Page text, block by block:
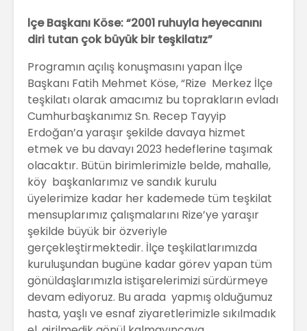
lçe Başkanı Köse: “2001 ruhuyla heyecanını
diri tutan çok büyük bir teşkilatız”
Programın açılış konuşmasını yapan İlçe
Başkanı Fatih Mehmet Köse, “Rize Merkez İlçe
teşkilatı olarak amacımız bu toprakların evladı
Cumhurbaşkanımız Sn. Recep Tayyip
Erdoğan’a yaraşır şekilde davaya hizmet
etmek ve bu davayı 2023 hedeflerine taşımak
olacaktır. Bütün birimlerimizle belde, mahalle,
köy başkanlarımız ve sandık kurulu
üyelerimize kadar her kademede tüm teşkilat
mensuplarımız çalışmalarını Rize’ye yaraşır
şekilde büyük bir özveriyle
gerçekleştirmektedir. İlçe teşkilatlarımızda
kuruluşundan bugüne kadar görev yapan tüm
gönüldaşlarımızla istişarelerimizi sürdürmeye
devam ediyoruz. Bu arada yapmış olduğumuz
hasta, yaşlı ve esnaf ziyaretlerimizle sıkılmadık